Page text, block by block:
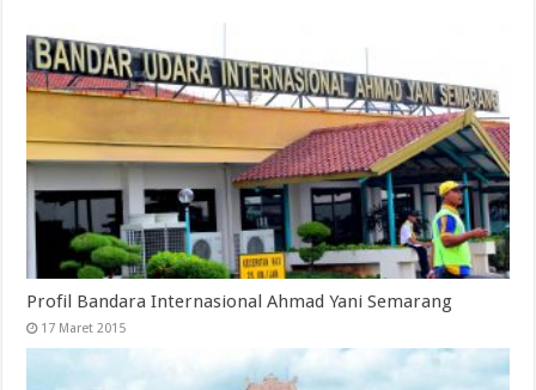
Profil Bandara Internasional Ahmad Yani Semarang
17 Maret 2015